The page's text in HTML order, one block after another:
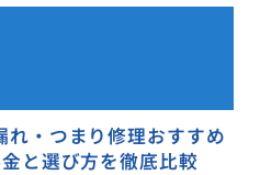
れ・つまり修理おすすめ
と選び方を徹底比較